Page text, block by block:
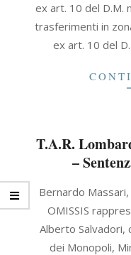
ex art. 10 del D.M.
trasferimenti in
ex art. 10 del
T.A.R.
–
06-
Bernardo
OMISSIS
Alberto Salvadori,
dei Monopoli,